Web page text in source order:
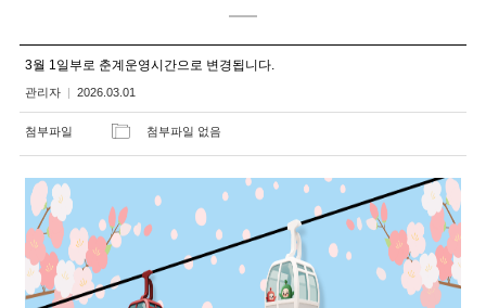
3월 1일부로 춘계운영시간으로 변경됩니다.
관리자 2026.03.01
첨부파일 첨부파일 없음